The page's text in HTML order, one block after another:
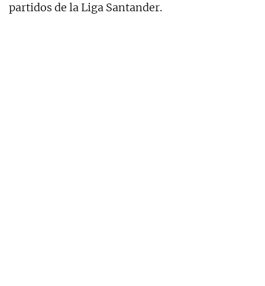
partidos de la Liga Santander.